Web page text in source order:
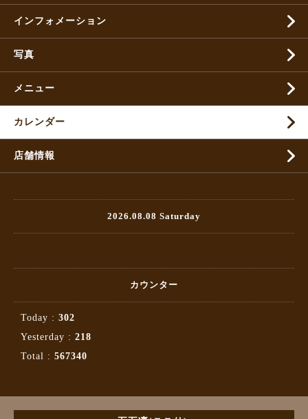
インフォメーション
写真
メニュー
カレンダー
店舗情報
2026.08.08 Saturday
カウンター
Today : 302
Yesterday : 218
Total : 567340